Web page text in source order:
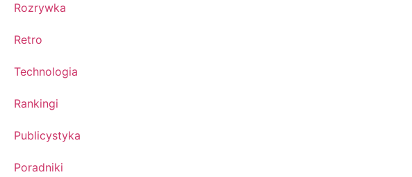
Rozrywka
Retro
Technologia
Rankingi
Publicystyka
Poradniki